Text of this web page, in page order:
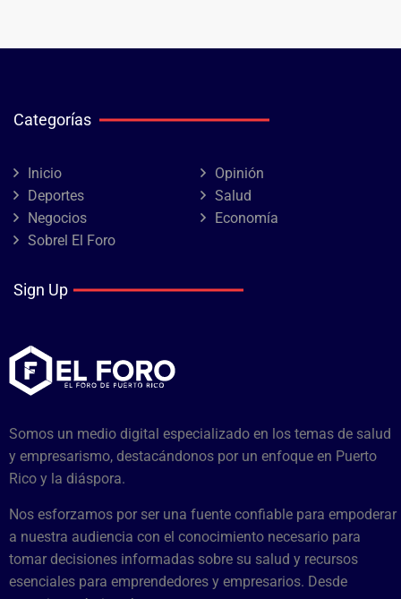
Categorías
Inicio
Opinión
Deportes
Salud
Negocios
Economía
Sobrel El Foro
Sign Up
Somos un medio digital especializado en los temas de salud
y empresarismo, destacándonos por un enfoque en Puerto
Rico y la diáspora.
Nos esforzamos por ser una fuente confiable para empoderar
a nuestra audiencia con el conocimiento necesario para
tomar decisiones informadas sobre su salud y recursos
esenciales para emprendedores y empresarios. Desde